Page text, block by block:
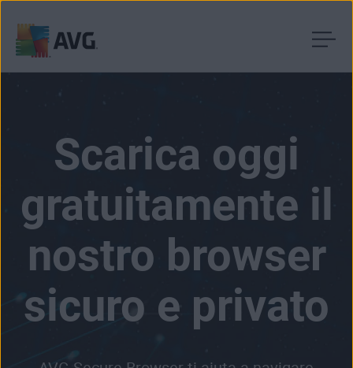
Scarica oggi
gratuitamente il
nostro browser
sicuro e privato